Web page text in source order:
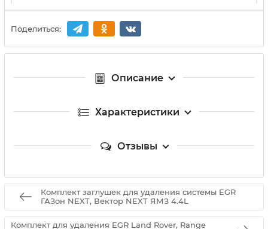
Поделиться:
Описание
Характеристики
Отзывы
Комплект заглушек для удаления системы EGR
ГАЗон NEXT, Вектор NEXT ЯМЗ 4.4L
Комплект для удаления EGR Land Rover, Range